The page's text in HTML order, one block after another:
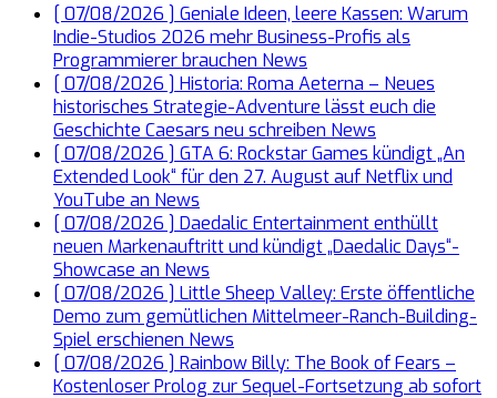
[ 07/08/2026 ] Geniale Ideen, leere Kassen: Warum
Indie-Studios 2026 mehr Business-Profis als
Programmierer brauchen News
[ 07/08/2026 ] Historia: Roma Aeterna – Neues
historisches Strategie-Adventure lässt euch die
Geschichte Caesars neu schreiben News
[ 07/08/2026 ] GTA 6: Rockstar Games kündigt „An
Extended Look“ für den 27. August auf Netflix und
YouTube an News
[ 07/08/2026 ] Daedalic Entertainment enthüllt
neuen Markenauftritt und kündigt „Daedalic Days“-
Showcase an News
[ 07/08/2026 ] Little Sheep Valley: Erste öffentliche
Demo zum gemütlichen Mittelmeer-Ranch-Building-
Spiel erschienen News
[ 07/08/2026 ] Rainbow Billy: The Book of Fears –
Kostenloser Prolog zur Sequel-Fortsetzung ab sofort